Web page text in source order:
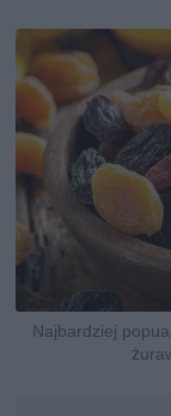
Najbardziej